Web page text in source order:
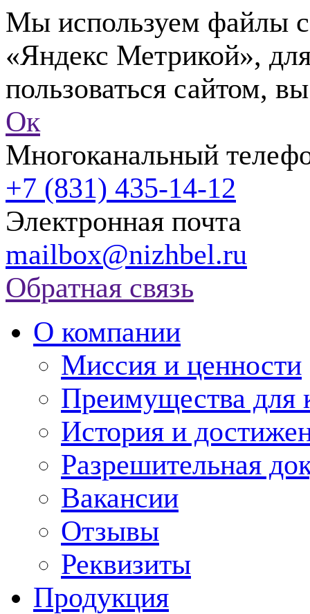
Мы используем файлы
«Яндекс Метрикой»,
пользоваться сайтом,
Ок
Многоканальный
+7 (831) 435-14-12
Электронная почта
mailbox@nizhbel.ru
Обратная связь
О компании
Миссия и ценности
Преимущества для
История и
Разрешительная
Вакансии
Отзывы
Реквизиты
Продукция